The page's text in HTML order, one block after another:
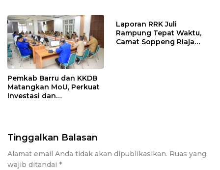
Pemkab Barru dan KKDB
Matangkan MoU, Perkuat
Investasi dan
Laporan RRK Juli
Rampung Tepat Waktu,
Camat Soppeng Riaja
Tinggalkan Balasan
Alamat email Anda tidak akan dipublikasikan. Ruas yang
wajib ditandai *